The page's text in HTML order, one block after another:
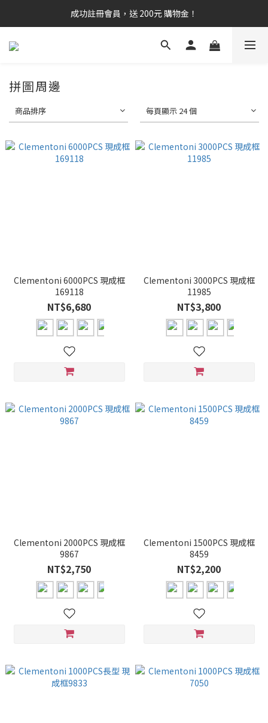
成功註冊會員，送 200元 購物金！
拼圖周邊
商品排序 每頁顯示 24 個
Clementoni 6000PCS 現成框
169118
NT$6,680
Clementoni 3000PCS 現成框
11985
NT$3,800
Clementoni 2000PCS 現成框
9867
NT$2,750
Clementoni 1500PCS 現成框
8459
NT$2,200